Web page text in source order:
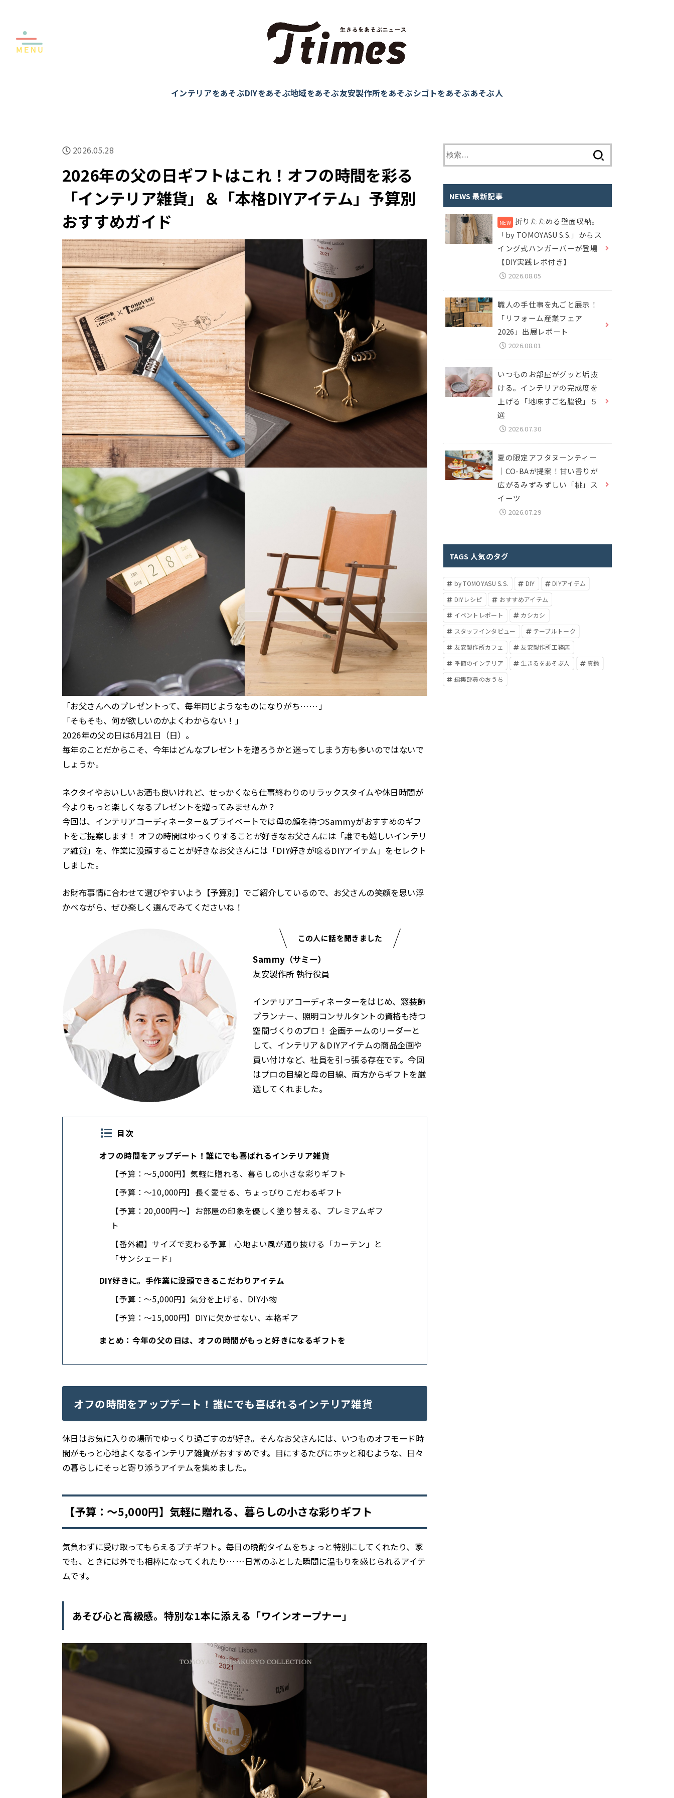
インテリアをあそぶDIYをあそぶ地域をあそぶ友安製作所をあそぶシゴトをあそぶあそぶ人
2026.05.28
2026年の父の日ギフトはこれ！オフの時間を彩る
「インテリア雑貨」＆「本格DIYアイテム」予算別
おすすめガイド
「お父さんへのプレゼントって、毎年同じようなものになりがち……」
「そもそも、何が欲しいのかよくわからない！」
2026年の父の日は6月21日（日）。
毎年のことだからこそ、今年はどんなプレゼントを贈ろうかと迷ってしまう方も多いのではないで
しょうか。
ネクタイやおいしいお酒も良いけれど、せっかくなら仕事終わりのリラックスタイムや休日時間が
今よりもっと楽しくなるプレゼントを贈ってみませんか？
今回は、インテリアコーディネーター＆プライベートでは母の顔を持つSammyがおすすめのギフ
トをご提案します！ オフの時間はゆっくりすることが好きなお父さんには「誰でも嬉しいインテリ
ア雑貨」を、作業に没頭することが好きなお父さんには「DIY好きが唸るDIYアイテム」をセレクト
しました。
お財布事情に合わせて選びやすいよう【予算別】でご紹介しているので、お父さんの笑顔を思い浮
かべながら、ぜひ楽しく選んでみてくださいね！
この人に話を聞きました
Sammy（サミー）
友安製作所 執行役員
インテリアコーディネーターをはじめ、窓装飾
プランナー、照明コンサルタントの資格も持つ
空間づくりのプロ！ 企画チームのリーダーと
して、インテリア＆DIYアイテムの商品企画や
買い付けなど、社員を引っ張る存在です。今回
はプロの目線と母の目線、両方からギフトを厳
選してくれました。
目次
オフの時間をアップデート！誰にでも喜ばれるインテリア雑貨
【予算：〜5,000円】気軽に贈れる、暮らしの小さな彩りギフト
【予算：〜10,000円】長く愛せる、ちょっぴりこだわるギフト
【予算：20,000円〜】お部屋の印象を優しく塗り替える、プレミアムギフ
ト
【番外編】サイズで変わる予算｜心地よい風が通り抜ける「カーテン」と
「サンシェード」
DIY好きに。手作業に没頭できるこだわりアイテム
【予算：〜5,000円】気分を上げる、DIY小物
【予算：〜15,000円】DIYに欠かせない、本格ギア
まとめ：今年の父の日は、オフの時間がもっと好きになるギフトを
オフの時間をアップデート！誰にでも喜ばれるインテリア雑貨
休日はお気に入りの場所でゆっくり過ごすのが好き。そんなお父さんには、いつものオフモード時
間がもっと心地よくなるインテリア雑貨がおすすめです。目にするたびにホッと和むような、日々
の暮らしにそっと寄り添うアイテムを集めました。
【予算：〜5,000円】気軽に贈れる、暮らしの小さな彩りギフト
気負わずに受け取ってもらえるプチギフト。毎日の晩酌タイムをちょっと特別にしてくれたり、家
でも、ときには外でも相棒になってくれたり……日常のふとした瞬間に温もりを感じられるアイテ
ムです。
あそび心と高級感。特別な1本に添える「ワインオープナー」
索
NEWS 最新記事
折りたためる壁面収納。
「by TOMOYASU S.S.」からス
イング式ハンガーバーが登場
【DIY実践レポ付き】
2026.08.05
職人の手仕事を丸ごと展示！
「リフォーム産業フェア
2026」出展レポート
2026.08.01
いつものお部屋がグッと垢抜
ける。インテリアの完成度を
上げる「地味すご名脇役」５
選
2026.07.30
夏の限定アフタヌーンティー
｜CO-BAが提案！甘い香りが
広がるみずみずしい「桃」ス
イーツ
2026.07.29
TAGS 人気のタグ
by TOMOYASU S.S. DIY
DIYアイテム
DIYレシピ
おすすめアイテム
イベントレポート
カシカシ
スタッフインタビュー
テーブルトーク
友安製作所カフェ
友安製作所工務店
季節のインテリア
生きるをあそぶ人
真鍮
編集部員のおうち